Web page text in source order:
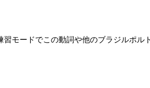
モードでこの動詞や他のブラジルポル